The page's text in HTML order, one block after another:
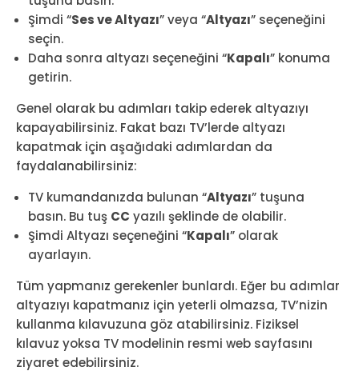
Şimdi “Ses ve Altyazı” veya “Altyazı” seçeneğini
seçin.
Daha sonra altyazı seçeneğini “Kapalı” konuma
getirin.
Genel olarak bu adımları takip ederek altyazıyı
kapayabilirsiniz. Fakat bazı TV’lerde altyazı
kapatmak için aşağıdaki adımlardan da
faydalanabilirsiniz:
TV kumandanızda bulunan “Altyazı” tuşuna
basın. Bu tuş CC yazılı şeklinde de olabilir.
Şimdi Altyazı seçeneğini “Kapalı” olarak
ayarlayın.
Tüm yapmanız gerekenler bunlardı. Eğer bu adımlar
altyazıyı kapatmanız için yeterli olmazsa, TV’nizin
kullanma kılavuzuna göz atabilirsiniz. Fiziksel
kılavuz yoksa TV modelinin resmi web sayfasını
ziyaret edebilirsiniz.